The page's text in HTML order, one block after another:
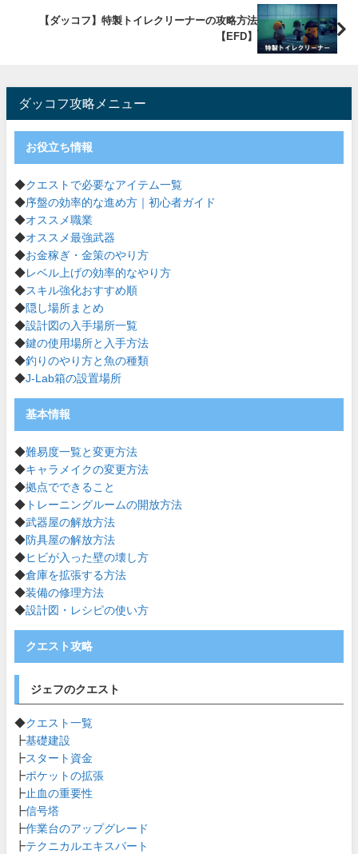
【ダッコフ】特製トイレクリーナーの攻略方法
【EFD】
ダッコフ攻略メニュー
お役立ち情報
◆クエストで必要なアイテム一覧
◆序盤の効率的な進め方｜初心者ガイド
◆オススメ職業
◆オススメ最強武器
◆お金稼ぎ・金策のやり方
◆レベル上げの効率的なやり方
◆スキル強化おすすめ順
◆隠し場所まとめ
◆設計図の入手場所一覧
◆鍵の使用場所と入手方法
◆釣りのやり方と魚の種類
◆J-Lab箱の設置場所
基本情報
◆難易度一覧と変更方法
◆キャラメイクの変更方法
◆拠点でできること
◆ トレーニングルームの開放方法
◆武器屋の解放方法
◆防具屋の解放方法
◆ヒビが入った壁の壊し方
◆倉庫を拡張する方法
◆装備の修理方法
◆設計図・レシピの使い方
クエスト攻略
ジェフのクエスト
◆クエスト一覧
┣基礎建設
┣スタート資金
┣ポケットの拡張
┣ 止血の重要性
┣信号塔
┣作業台のアップグレード
┣テクニカルエキスパート